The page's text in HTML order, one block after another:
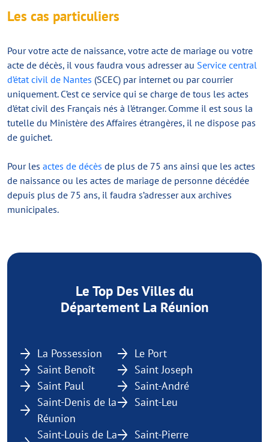
Les cas particuliers
Pour votre acte de naissance, votre acte de mariage ou votre
acte de décès, il vous faudra vous adresser au Service central
d’état civil de Nantes (SCEC) par internet ou par courrier
uniquement. C’est ce service qui se charge de tous les actes
d’état civil des Français nés à l’étranger. Comme il est sous la
tutelle du Ministère des Affaires étrangères, il ne dispose pas
de guichet.
Pour les actes de décès de plus de 75 ans ainsi que les actes
de naissance ou les actes de mariage de personne décédée
depuis plus de 75 ans, il faudra s’adresser aux archives
municipales.
Le Top Des Villes du
Département La Réunion
La Possession
Le Port
Saint Benoît
Saint Joseph
Saint Paul
Saint-André
Saint-Denis de la
Réunion
Saint-Leu
Saint-Louis de La
Saint-Pierre